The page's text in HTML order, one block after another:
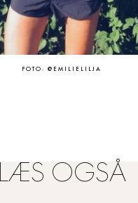
FOTO: @EMILIELILJA
LÆS OGSÅ